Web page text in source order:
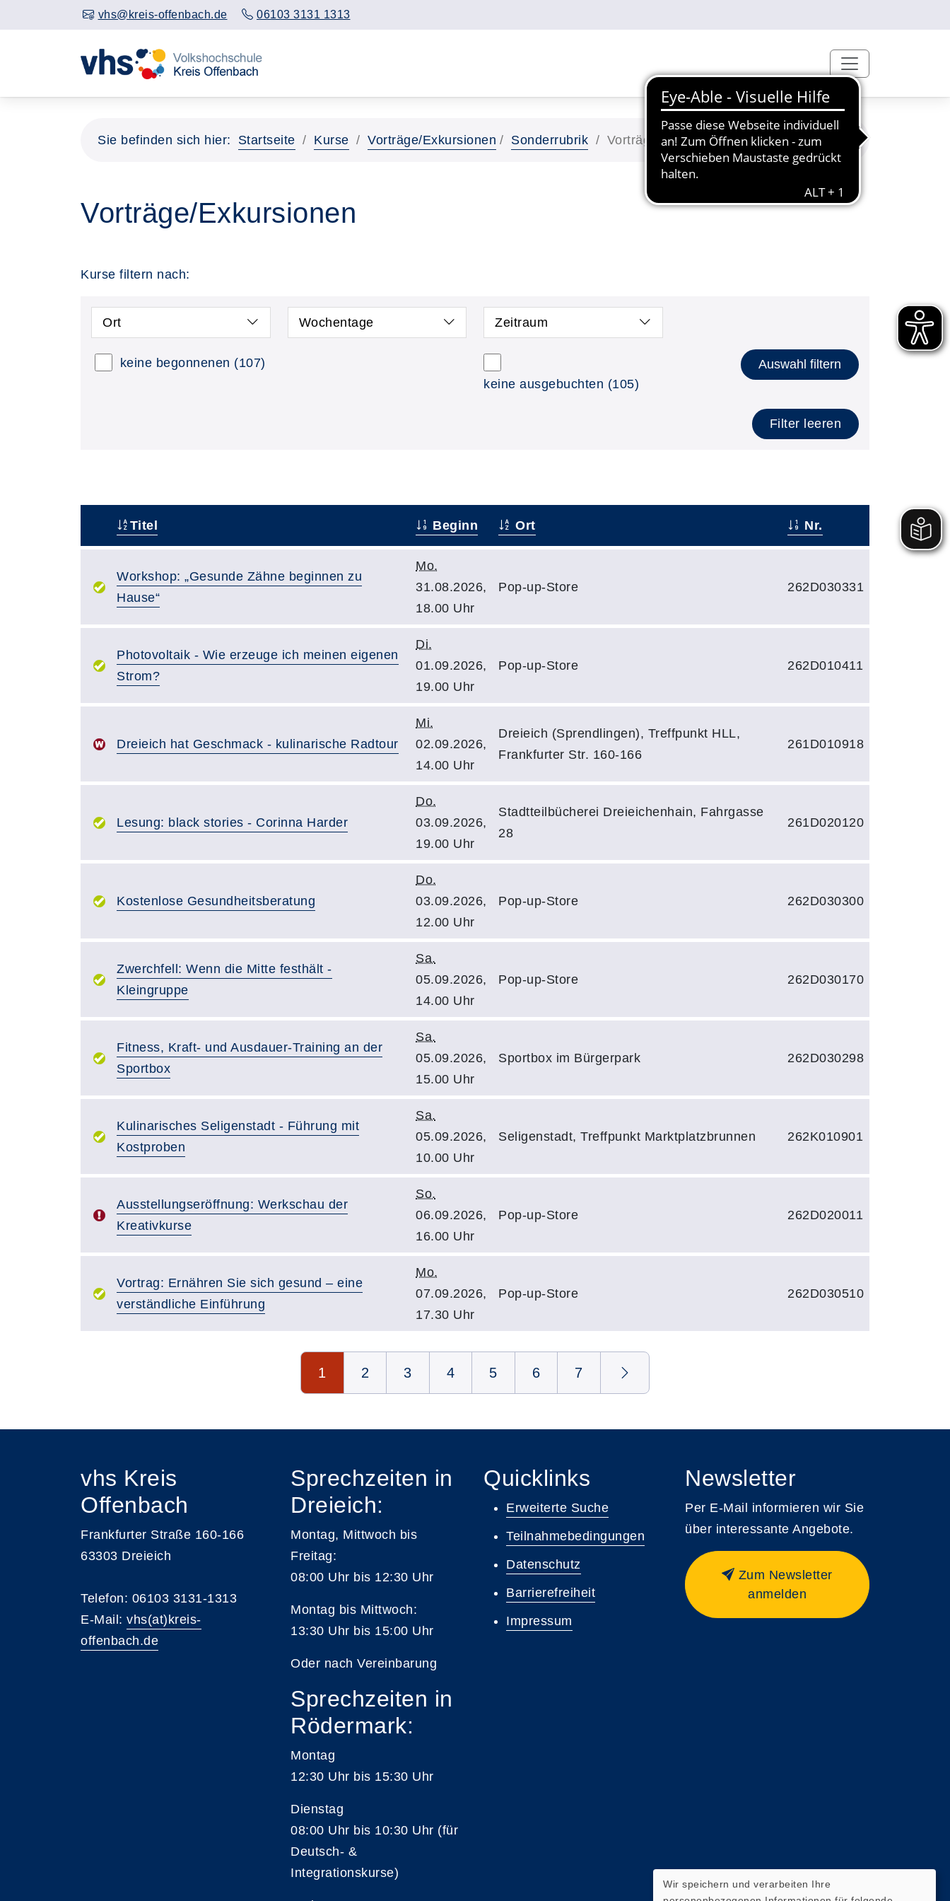
vhs@kreis-offenbach.de 06103 3131 1313
Sie befinden sich hier: Startseite Kurse Vorträge/Exkursionen Sonderrubrik Vorträge/Exkursionen
Vorträge/Exkursionen
Kurse filtern nach:
Ort Wochentage Zeitraum
keine begonnenen (107)
keine ausgebuchten (105)
Auswahl filtern
Filter leeren
Titel Beginn Ort Nr.
Workshop: „Gesunde Zähne beginnen zu
Hause“
Mo.
31.08.2026,
18.00 Uhr
Pop-up-Store 262D030331
Photovoltaik - Wie erzeuge ich meinen eigenen
Strom?
Di.
01.09.2026,
19.00 Uhr
Pop-up-Store 262D010411
Dreieich hat Geschmack - kulinarische Radtour
Mi.
02.09.2026,
14.00 Uhr
Dreieich (Sprendlingen), Treffpunkt HLL,
Frankfurter Str. 160-166
261D010918
Lesung: black stories - Corinna Harder
Do.
03.09.2026,
19.00 Uhr
Stadtteilbücherei Dreieichenhain, Fahrgasse
28
261D020120
Kostenlose Gesundheitsberatung
Do.
03.09.2026,
12.00 Uhr
Pop-up-Store 262D030300
Zwerchfell: Wenn die Mitte festhält -
Kleingruppe
Sa.
05.09.2026,
14.00 Uhr
Pop-up-Store 262D030170
Fitness, Kraft- und Ausdauer-Training an der
Sportbox
Sa.
05.09.2026,
15.00 Uhr
Sportbox im Bürgerpark 262D030298
Kulinarisches Seligenstadt - Führung mit
Kostproben
Sa.
05.09.2026,
10.00 Uhr
Seligenstadt, Treffpunkt Marktplatzbrunnen 262K010901
Ausstellungseröffnung: Werkschau der
Kreativkurse
So.
06.09.2026,
16.00 Uhr
Pop-up-Store 262D020011
Vortrag: Ernähren Sie sich gesund – eine
verständliche Einführung
Mo.
07.09.2026,
17.30 Uhr
Pop-up-Store 262D030510
1 2 3 4 5 6 7
vhs Kreis
Offenbach
Frankfurter Straße 160-166
63303 Dreieich
Telefon: 06103 3131-1313
E-Mail: vhs(at)kreis-
offenbach.de
Sprechzeiten in
Dreieich:
Montag, Mittwoch bis
Freitag:
08:00 Uhr bis 12:30 Uhr
Montag bis Mittwoch:
13:30 Uhr bis 15:00 Uhr
Oder nach Vereinbarung
Sprechzeiten in
Rödermark:
Montag
12:30 Uhr bis 15:30 Uhr
Dienstag
08:00 Uhr bis 10:30 Uhr (für
Deutsch- &
Integrationskurse)
Quicklinks
Erweiterte Suche
Teilnahmebedingungen
Datenschutz
Barrierefreiheit
Impressum
Newsletter
Per E-Mail informieren wir Sie
über interessante Angebote.
Zum Newsletter
anmelden
Wir speichern und verarbeiten Ihre